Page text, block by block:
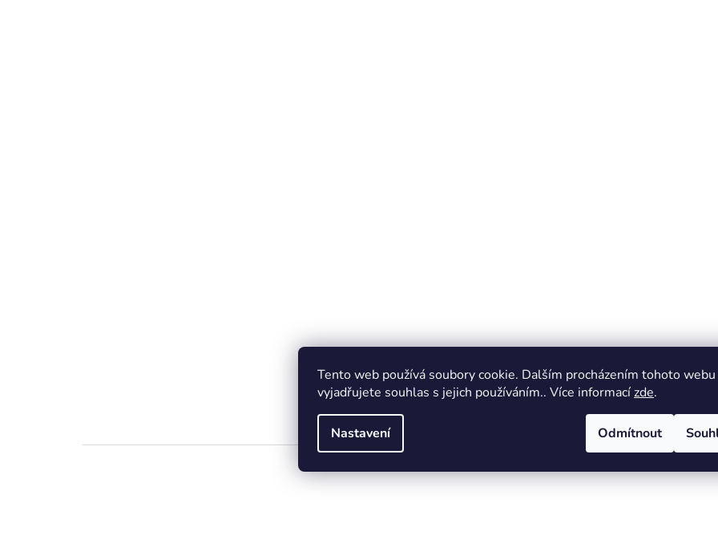
Tento web používá soubory cookie. Dalším procházením tohoto webu
vyjadřujete souhlas s jejich používáním.. Více informacízde.
Nastavení Odmítnout